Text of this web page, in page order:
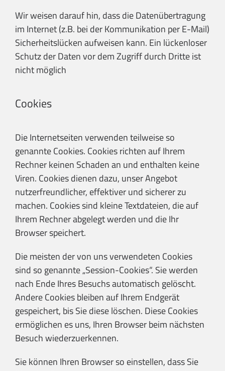
Wir weisen darauf hin, dass die Datenübertragung
im Internet (z.B. bei der Kommunikation per E-Mail)
Sicherheitslücken aufweisen kann. Ein lückenloser
Schutz der Daten vor dem Zugriff durch Dritte ist
nicht möglich
Cookies
Die Internetseiten verwenden teilweise so
genannte Cookies. Cookies richten auf Ihrem
Rechner keinen Schaden an und enthalten keine
Viren. Cookies dienen dazu, unser Angebot
nutzerfreundlicher, effektiver und sicherer zu
machen. Cookies sind kleine Textdateien, die auf
Ihrem Rechner abgelegt werden und die Ihr
Browser speichert.
Die meisten der von uns verwendeten Cookies
sind so genannte „Session-Cookies“. Sie werden
nach Ende Ihres Besuchs automatisch gelöscht.
Andere Cookies bleiben auf Ihrem Endgerät
gespeichert, bis Sie diese löschen. Diese Cookies
ermöglichen es uns, Ihren Browser beim nächsten
Besuch wiederzuerkennen.
Sie können Ihren Browser so einstellen, dass Sie